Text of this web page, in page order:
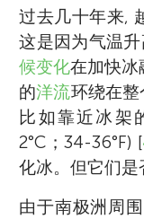
过去几十年来,
这是因为气温升
候变化在加快冰
的洋流环绕在
比如靠近冰架
2°C；34-36°F) [
化冰。但它们是
由于南极洲周